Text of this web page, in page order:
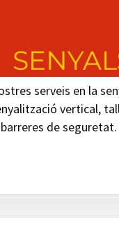
serveis en la
vertical,
de seguretat.